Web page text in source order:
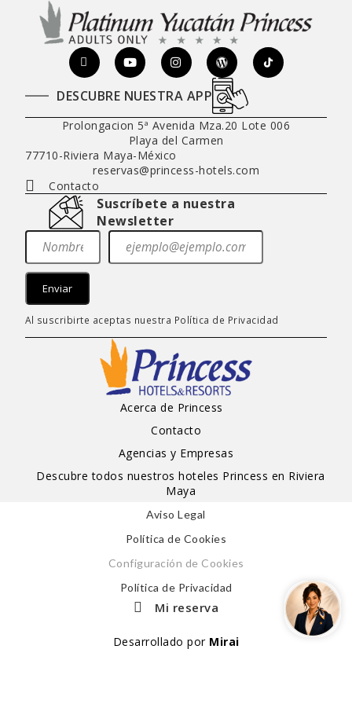
Acceder
DESCUBRE NUESTRA APP
Prolongacion 5ª Avenida Mza.20 Lote 006
Playa del Carmen
77710-Riviera Maya-México
reservas@princess-hotels.com
Contacto
Suscríbete a nuestra
Newsletter
Enviar
Al suscribirte aceptas nuestra Política de Privacidad
Acerca de Princess
Contacto
Agencias y Empresas
Descubre todos nuestros hoteles Princess en Riviera
Maya
Aviso Legal
Política de Cookies
Configuración de Cookies
Política de Privacidad
Mi reserva
Desarrollado por Mirai